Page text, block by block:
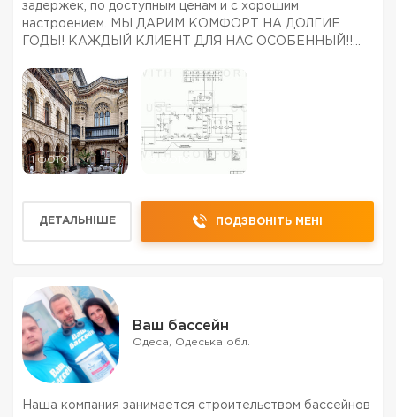
задержек, по доступным ценам и с хорошим
настроением. МЫ ДАРИМ КОМФОРТ НА ДОЛГИЕ
ГОДЫ! КАЖДЫЙ КЛИЕНТ ДЛЯ НАС ОСОБЕННЫЙ!!
внутренних коммуникационных сетей (водоснабжение,
водоотведение, теплогазосна...
1 ФОТО
ДЕТАЛЬНІШЕ ПОДЗВОНІТЬ МЕНІ
Ваш бассейн
Одеса, Одеська обл.
Наша компания занимается строительством бассейнов